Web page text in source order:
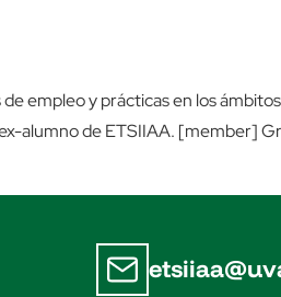
empleo y prácticas en los
alumno de ETSIIAA. [member]